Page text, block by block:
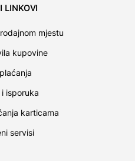
LINKOVI
mjestu
kupovine
isporuka
karticama
servisi